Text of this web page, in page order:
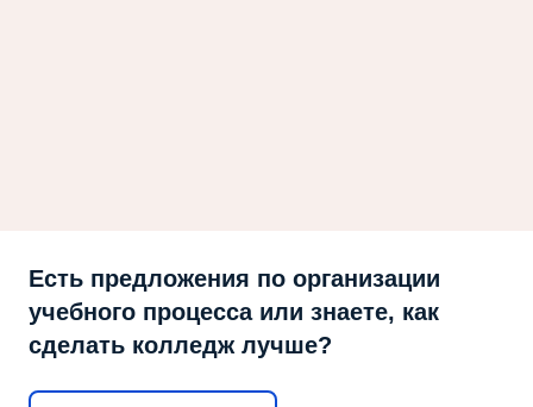
Есть предложения по организации
учебного процесса или знаете, как
сделать колледж лучше?